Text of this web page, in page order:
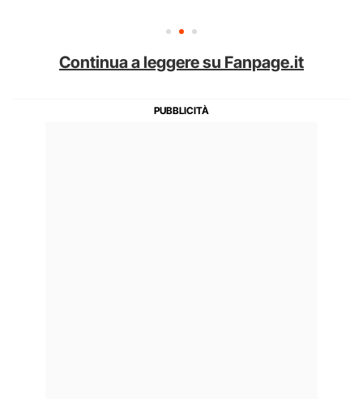
Continua a leggere su Fanpage.it